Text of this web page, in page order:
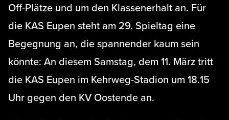
Off-Plätze und um den Klassenerhalt an. Für
die KAS Eupen steht am 29. Spieltag eine
Begegnung an, die spannender kaum sein
könnte: An diesem Samstag, dem 11. März tritt
die KAS Eupen im Kehrweg-Stadion um 18.15
Uhr gegen den KV Oostende an.